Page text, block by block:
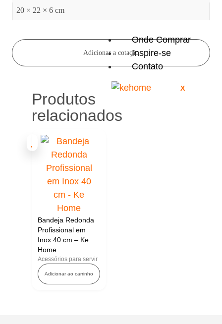
Onde Comprar
Inspire-se
Contato
X
20 × 22 × 6 cm
Adicionar a cotação
Produtos
relacionados
Bandeja Redonda
Profissional em
Inox 40 cm – Ke
Home
Acessórios para servir
Adicionar ao carrinho